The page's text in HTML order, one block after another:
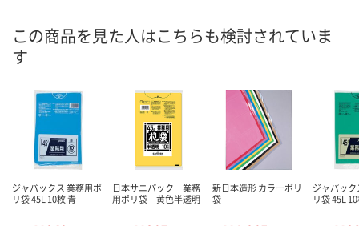
カゴへ カゴへ カ
この商品を見た人はこちらも検討されていま
す
ジャパックス 業務用ポ
リ袋 45L 10枚 青
日本サニパック 業務
用ポリ袋 黄色半透明
新日本造形 カラーポリ
袋
ジャパッ
リ袋 45L